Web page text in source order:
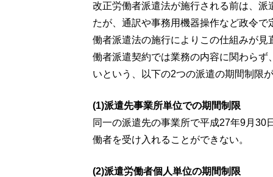
改正労働者派遣法が施行される前は、
たが、通訳や事務用機器操作など政令
働者派遣法の施行によりこの仕組みが
働者派遣契約では業務の内容に関わら
いという、以下の2つの派遣の期間制限
(1)派遣先事業所単位での期間制限
同⼀の派遣先の事業所で平成27年9月30
働者を受け入れることができない。
(2)派遣労働者個人単位の期間制限